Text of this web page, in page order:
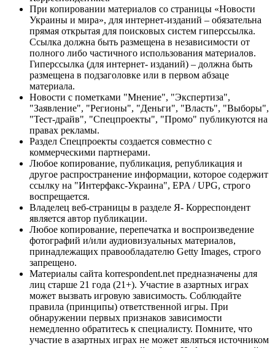
При копировании материалов со страницы «Новости
Украины и мира», для интернет-изданий – обязательна
прямая открытая для поисковых систем гиперссылка.
Ссылка должна быть размещена в независимости от
полного либо частичного использования материалов.
Гиперссылка (для интернет- изданий) – должна быть
размещена в подзаголовке или в первом абзаце
материала.
Новости с пометками "Мнение", "Экспертиза",
"Заявление", "Регионы", "Деньги", "Власть", "Выборы",
"Тест-драйв", "Спецпроекты", "Промо" публикуются на
правах рекламы.
Раздел Спецпроекты создается совместно с
коммерческими партнерами.
Любое копирование, публикация, републикация и
другое распространение информации, которое содержит
ссылку на "Интерфакс-Украина", EPA / UPG, строго
воспрещается.
Владелец веб-страницы в разделе Я- Корреспондент
является автор публикации.
Любое копирование, перепечатка и воспроизведение
фотографий и/или аудиовизуальных материалов,
принадлежащих правообладателю Getty Images, строго
запрещено.
Материалы сайта korrespondent.net предназначены для
лиц старше 21 года (21+). Участие в азартных играх
может вызвать игровую зависимость. Соблюдайте
правила (принципы) ответственной игры. При
обнаружении первых признаков зависимости
немедленно обратитесь к специалисту. Помните, что
участие в азартных играх не может являться источником